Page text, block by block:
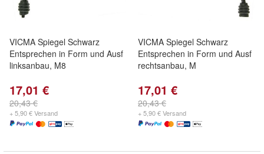
VICMA Spiegel Schwarz
Entsprechen in Form und Ausf
linksanbau, M8
17,01 €
20,43 €
+ 5,90 € Versand
VICMA Spiegel Schwarz
Entsprechen in Form und Ausf
rechtsanbau, M
17,01 €
20,43 €
+ 5,90 € Versand